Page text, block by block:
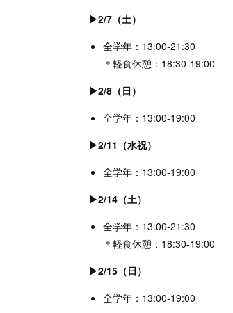
▶2/7（土）
全学年：13:00-21:30
＊軽食休憩：18:30-19:00
▶2/8（日）
全学年：13:00-19:00
▶2/11（水祝）
全学年：13:00-19:00
▶2/14（土）
全学年：13:00-21:30
＊軽食休憩：18:30-19:00
▶2/15（日）
全学年：13:00-19:00